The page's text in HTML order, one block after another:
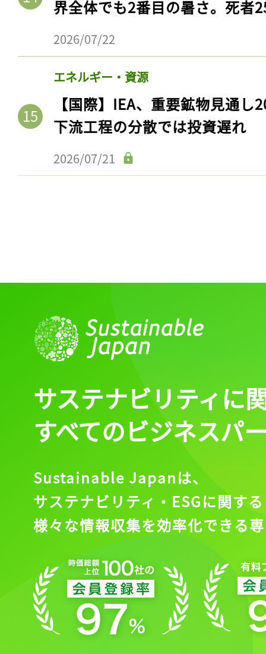
界全体でも2番目の暑さ。死者
2026/07/22
エネルギー・資源
【国際】IEA、重要鉱物見通
下流工程の分散では投資遅れ
2026/07/21
サステナビリティに
すべてのビジネスパ
Sustainable Japanは、
サステナビリティ・ESGに関する
様々な情報収集を効率化できる